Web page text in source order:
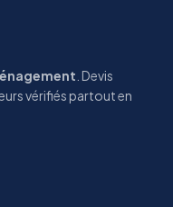
. Devis
vérifiés partout en